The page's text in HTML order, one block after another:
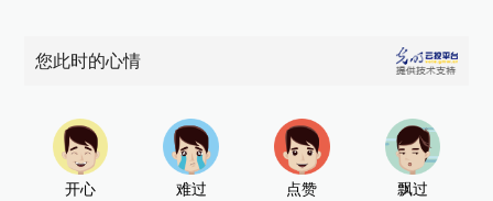
您此时的心情
开心 难过 点赞 飘过